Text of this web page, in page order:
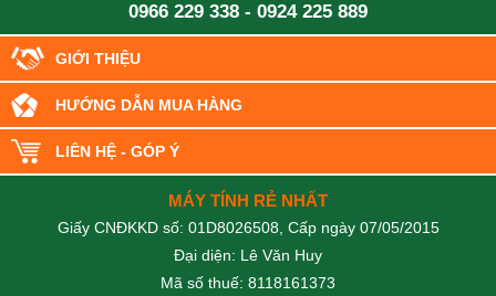
0966 229 338 - 0924 225 889
GIỚI THIỆU
HƯỚNG DẪN MUA HÀNG
LIÊN HỆ - GÓP Ý
MÁY TÍNH RẺ NHẤT
Giấy CNĐKKD số: 01D8026508, Cấp ngày 07/05/2015
Đại diện: Lê Văn Huy
Mã số thuế: 8118161373